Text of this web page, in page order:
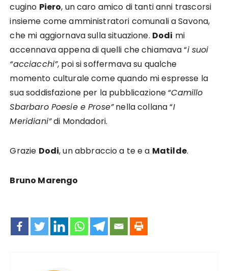
cugino Piero, un caro amico di tanti anni trascorsi
insieme come amministratori comunali a Savona,
che mi aggiornava sulla situazione. Dodi mi
accennava appena di quelli che chiamava “i suoi
“acciacchi”, poi si soffermava su qualche
momento culturale come quando mi espresse la
sua soddisfazione per la pubblicazione “Camillo
Sbarbaro Poesie e Prose”nella collana “I
Meridiani”di Mondadori.
Grazie Dodi, un abbraccio a te e a Matilde.
Bruno Marengo